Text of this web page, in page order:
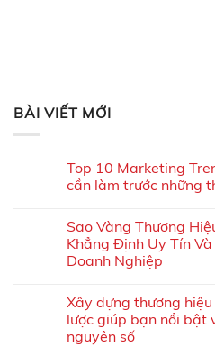
BÀI VIẾT MỚI
Top 10 Marketing
cần làm trước những
Sao Vàng Thương
Khẳng Định Uy Tín
Doanh Nghiệp
Xây dựng thương
lược giúp bạn nổi bật
nguyên số